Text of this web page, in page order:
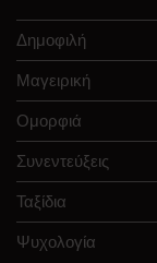
Δημοφιλή
Μαγειρική
Ομορφιά
Συνεντεύξεις
Ταξίδια
Ψυχολογία